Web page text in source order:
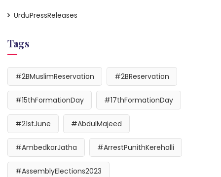
UrduPressReleases
Tags
#2BMuslimReservation #2BReservation
#15thFormationDay #17thFormationDay
#21stJune #AbdulMajeed
#AmbedkarJatha #ArrestPunithKerehalli
#AssemblyElections2023